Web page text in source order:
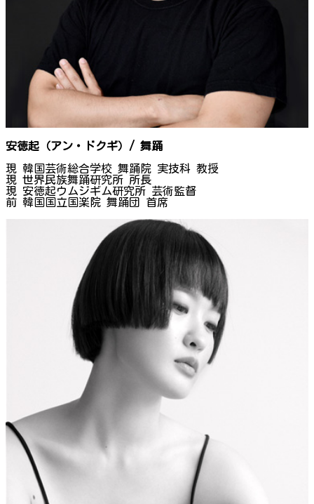
安徳起（アン・ドクギ）/ 舞踊
現 韓国芸術総合学校 舞踊院 実技科 教授
現 世界民族舞踊研究所 所長
現 安徳起ウムジギム研究所 芸術監督
前 韓国国立国楽院 舞踊団 首席